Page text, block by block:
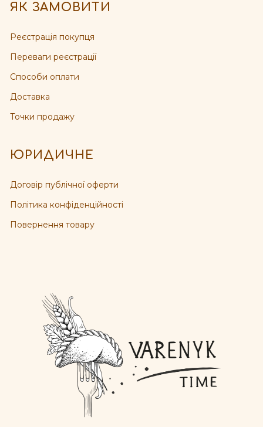
ЯК ЗАМОВИТИ
Реєстрація покупця
Переваги реєстрації
Способи оплати
Доставка
Точки продажу
ЮРИДИЧНЕ
Договір публічної оферти
Політика конфіденційності
Повернення товару